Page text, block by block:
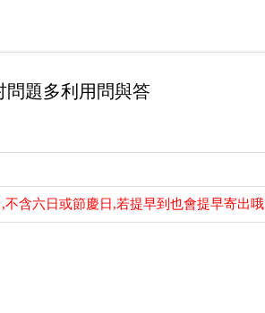
問題多利用問與答
含六日或節慶日,若提早到也會提早寄出哦